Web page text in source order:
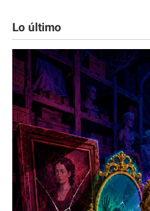
Lo último